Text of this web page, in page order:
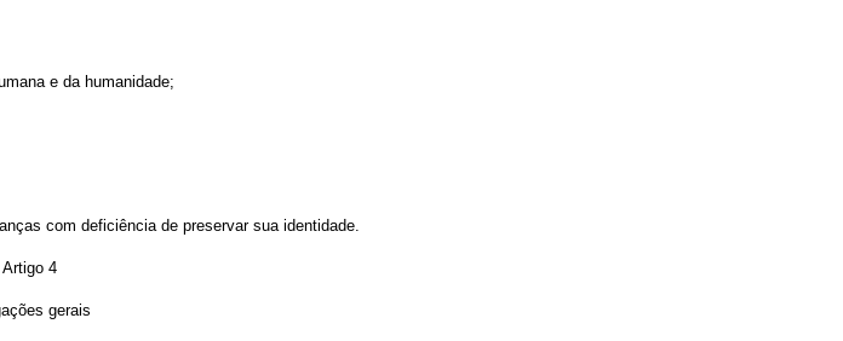
e da humanidade;
com deficiência de preservar sua identidade.
Artigo 4
gerais